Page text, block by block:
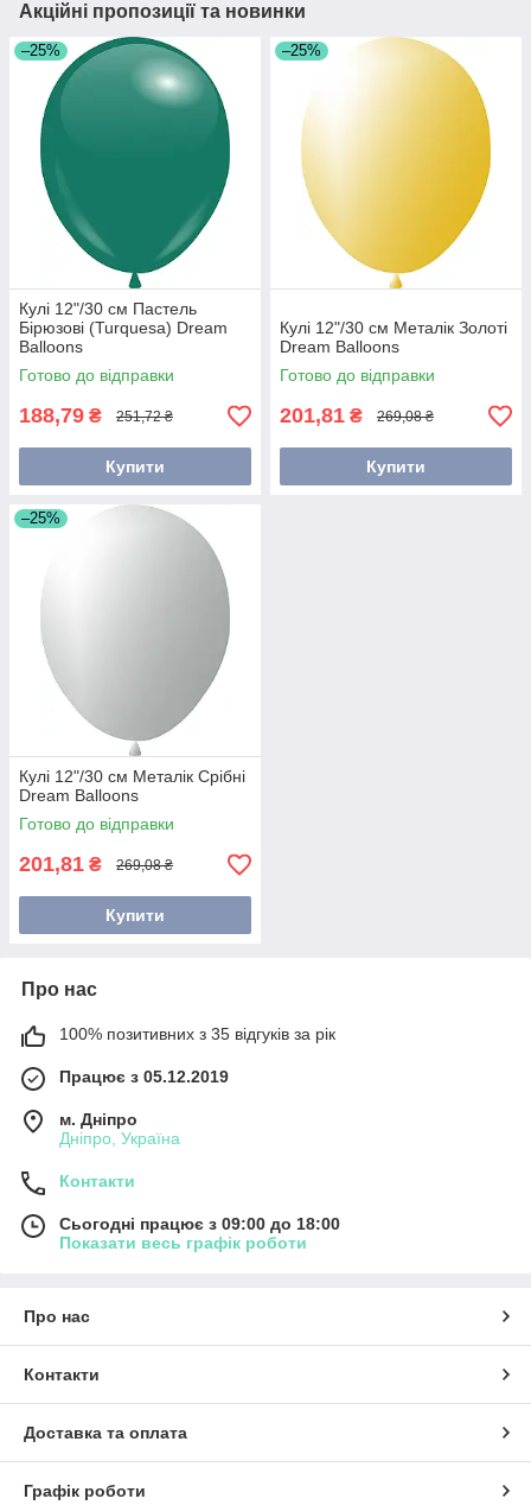
Акційні пропозиції та новинки
–25%
Кулі 12"/30 см Пастель
Бірюзові (Turquesa) Dream
Balloons
Готово до відправки
188,79 ₴ 251,72 ₴
Купити
–25%
Кулі 12"/30 см Металік Золоті
Dream Balloons
Готово до відправки
201,81 ₴ 269,08 ₴
Купити
–25%
Кулі 12"/30 см Металік Срібні
Dream Balloons
Готово до відправки
201,81 ₴ 269,08 ₴
Купити
Про нас
100% позитивних з 35 відгуків за рік
Працює з 05.12.2019
м. Дніпро
Дніпро, Україна
Контакти
Сьогодні працює з 09:00 до 18:00
Показати весь графік роботи
Про нас
Контакти
Доставка та оплата
Графік роботи